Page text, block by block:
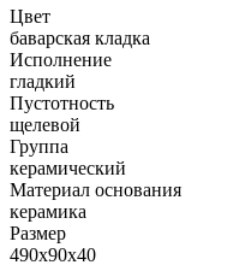
Цвет
баварская кладка
Исполнение
гладкий
Пустотность
щелевой
Группа
керамический
Материал основания
керамика
Размер
490х90х40